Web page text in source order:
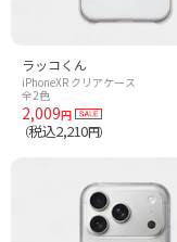
ラッコくん
iPhoneXR クリアケース
全2色
2,009円
（税込2,210円）